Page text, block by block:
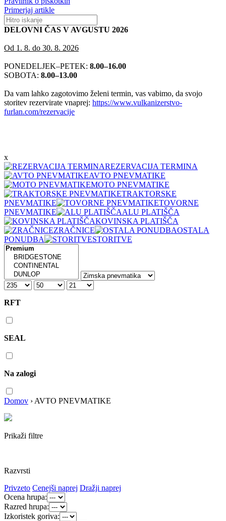
Primerjaj artikle
DELOVNI ČAS V AVGUSTU 2026
Od 1. 8. do 30. 8. 2026
PONEDELJEK–PETEK: 8.00–16.00
SOBOTA: 8.00–13.00
Da vam lahko zagotovimo želeni termin, vas vabimo, da svojo
storitev rezervirate vnaprej: https://www.vulkanizerstvo-
furlan.com/rezervacije
x
REZERVACIJA TERMINA
AVTO PNEVMATIKE
MOTO PNEVMATIKE
TRAKTORSKE
PNEVMATIKE
TOVORNE
PNEVMATIKE
ALU PLATIŠČA
KOVINSKA PLATIŠČA
ZRAČNICE
OSTALA
PONUDBA
STORITVE
RFT
SEAL
Na zalogi
Domov › AVTO PNEVMATIKE
Prikaži filtre
Razvrsti
Privzeto Cenejši naprej Dražji naprej
Ocena hrupa:
Razred hrupa:
Izkoristek goriva: